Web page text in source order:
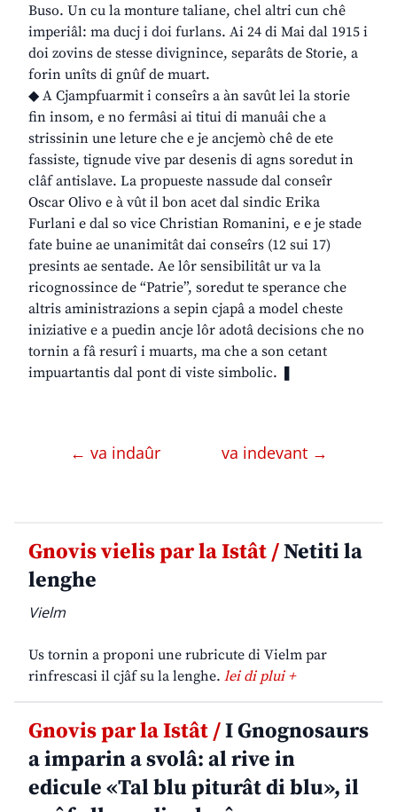
Buso. Un cu la monture taliane, chel altri cun chê
imperiâl: ma ducj i doi furlans. Ai 24 di Mai dal 1915 i
doi zovins de stesse divignince, separâts de Storie, a
forin unîts di gnûf de muart.
◆ A Cjampfuarmit i conseîrs a àn savût lei la storie
fin insom, e no fermâsi ai titui di manuâi che a
strissinin une leture che e je ancjemò chê de ete
fassiste, tignude vive par desenis di agns soredut in
clâf antislave. La propueste nassude dal conseîr
Oscar Olivo e à vût il bon acet dal sindic Erika
Furlani e dal so vice Christian Romanini, e e je stade
fate buine ae unanimitât dai conseîrs (12 sui 17)
presints ae sentade. Ae lôr sensibilitât ur va la
ricognossince de “Patrie”, soredut te sperance che
altris aministrazions a sepin cjapâ a model cheste
iniziative e a puedin ancje lôr adotâ decisions che no
tornin a fâ resurî i muarts, ma che a son cetant
impuartantis dal pont di viste simbolic. ❚
← va indaûr va indevant →
Gnovis vielis par la Istât /Netiti la
lenghe
Vielm
Us tornin a proponi une rubricute di Vielm par
rinfrescasi il cjâf su la lenghe. lei di plui +
Gnovis par la Istât /I Gnognosaurs
a imparin a svolâ: al rive in
edicule «Tal blu piturât di blu», il